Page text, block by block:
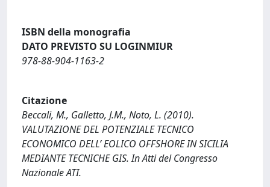
ISBN della monografia
DATO PREVISTO SU LOGINMIUR
978-88-904-1163-2
Citazione
Beccali, M., Galletto, J.M., Noto, L. (2010).
VALUTAZIONE DEL POTENZIALE TECNICO
ECONOMICO DELL’ EOLICO OFFSHORE IN SICILIA
MEDIANTE TECNICHE GIS. In Atti del Congresso
Nazionale ATI.